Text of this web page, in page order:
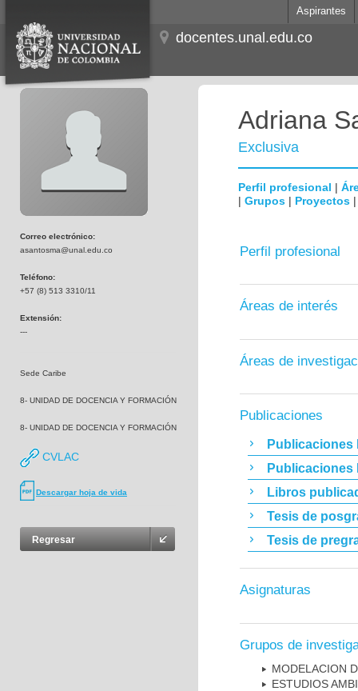
Aspirantes
docentes.unal.edu.co
Correo electrónico:
asantosma@unal.edu.co
Teléfono:
+57 (8) 513 3310/11
Extensión:
---
Sede Caribe
8- UNIDAD DE DOCENCIA Y FORMACIÓN
8- UNIDAD DE DOCENCIA Y FORMACIÓN
CVLAC
Descargar hoja de vida
Regresar
Adriana
Exclusiva
Perfil profesional |
| Grupos | Proyectos
Perfil profesional
Áreas de interés
Áreas de
Publicaciones
Publicaciones
Publicaciones
Libros
Tesis de
Tesis de
Asignaturas
Grupos de
MODELACION
ESTUDIOS